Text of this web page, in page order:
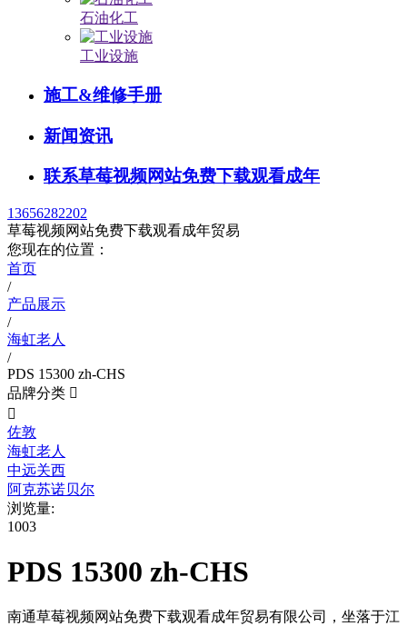
石油化工
工业设施
施工&维修手册
新闻资讯
联系草莓视频网站免费下载观看成年
13656282202
草莓视频网站免费下载观看成年贸易
您现在的位置：
首页
/
产品展示
/
海虹老人
/
PDS 15300 zh-CHS
品牌分类 

佐敦
海虹老人
中远关西
阿克苏诺贝尔
浏览量:
1003
PDS 15300 zh-CHS
南通草莓视频网站免费下载观看成年贸易有限公司，坐落于江